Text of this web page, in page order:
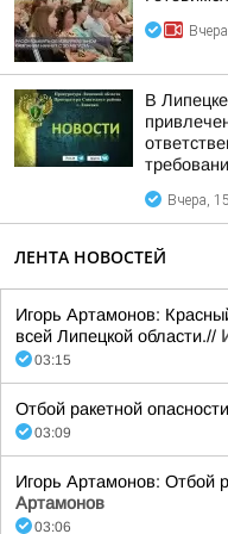
В
Вчера,
ЛЕНТА НОВОСТЕЙ
Игорь Артамонов:
всей Липецкой области.//
03:15
Отбой ракетной
03:09
Игорь Артамонов: Отбой
Артамонов
03:06